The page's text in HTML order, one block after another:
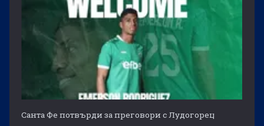
Санта Фе потвърди за преговори с Лудогорец